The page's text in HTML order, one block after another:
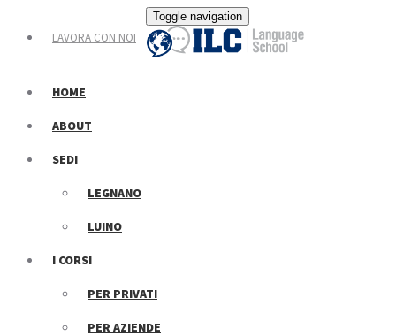
LAVORA CON NOI
Toggle navigation
HOME
ABOUT
SEDI
LEGNANO
LUINO
I CORSI
PER PRIVATI
PER AZIENDE